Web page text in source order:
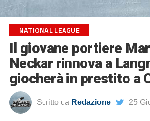
NATIONAL LEAGUE
Il giovane portiere
Neckar rinnova a
giocherà in prestito a
Scritto da Redazione 25